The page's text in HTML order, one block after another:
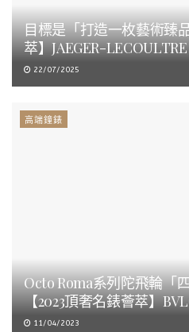
目標是「打造一枚藝術臻
萃】JAEGER-
22/07/2025
高端鐘錶
Octo Roma系列陀飛輪「
【2023頂奢名錶薈萃】
11/04/2023